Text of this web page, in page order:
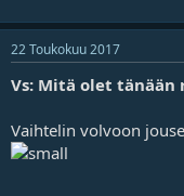
22 Toukokuu 2017
Vs: Mitä olet tänään
Vaihtelin volvoon